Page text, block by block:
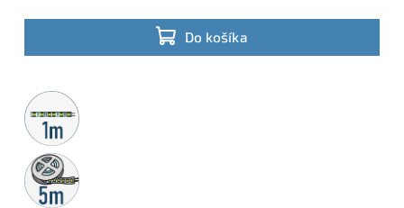
Do košíka
V spojení s o šnúrou s KLIK pripojením, krytím IP65 a napájaním
dlhé svetelné línie až do 50m v jednom kuse
bez nutnosti zdroja, rovnomerné silné svetlo v interiéri aj
technológia, ktorá odstraňuje viaceré slabiny bežných 230V LED
pásov, bez klasických konektorov, čo zvyšuje bezpečnosť a
Metrážny
predaj
5m
rolka